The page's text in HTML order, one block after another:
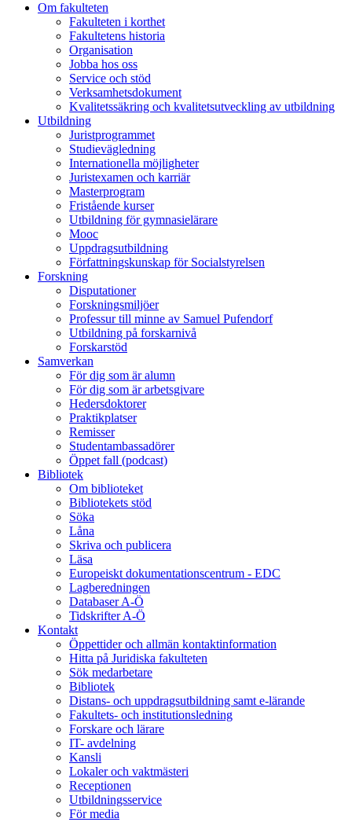
Om fakulteten
Fakulteten i korthet
Fakultetens historia
Organisation
Jobba hos oss
Service och stöd
Verksamhetsdokument
Kvalitetssäkring och kvalitetsutveckling av utbildning
Utbildning
Juristprogrammet
Studievägledning
Internationella möjligheter
Juristexamen och karriär
Masterprogram
Fristående kurser
Utbildning för gymnasielärare
Mooc
Uppdragsutbildning
Författningskunskap för Socialstyrelsen
Forskning
Disputationer
Forskningsmiljöer
Professur till minne av Samuel Pufendorf
Utbildning på forskarnivå
Forskarstöd
Samverkan
För dig som är alumn
För dig som är arbetsgivare
Hedersdoktorer
Praktikplatser
Remisser
Studentambassadörer
Öppet fall (podcast)
Bibliotek
Om biblioteket
Bibliotekets stöd
Söka
Låna
Skriva och publicera
Läsa
Europeiskt dokumentationscentrum - EDC
Lagberedningen
Databaser A-Ö
Tidskrifter A-Ö
Kontakt
Öppettider och allmän kontaktinformation
Hitta på Juridiska fakulteten
Sök medarbetare
Bibliotek
Distans- och uppdragsutbildning samt e-lärande
Fakultets- och institutionsledning
Forskare och lärare
IT- avdelning
Kansli
Lokaler och vaktmästeri
Receptionen
Utbildningsservice
För media